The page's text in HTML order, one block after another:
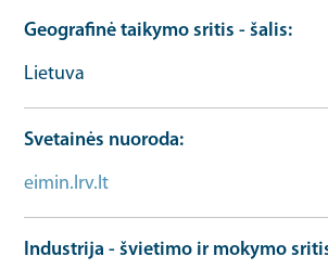
Geografinė taikymo sritis - šalis
Lietuva
Svetainės nuoroda
eimin.lrv.lt
Industrija - švietimo ir mokymo